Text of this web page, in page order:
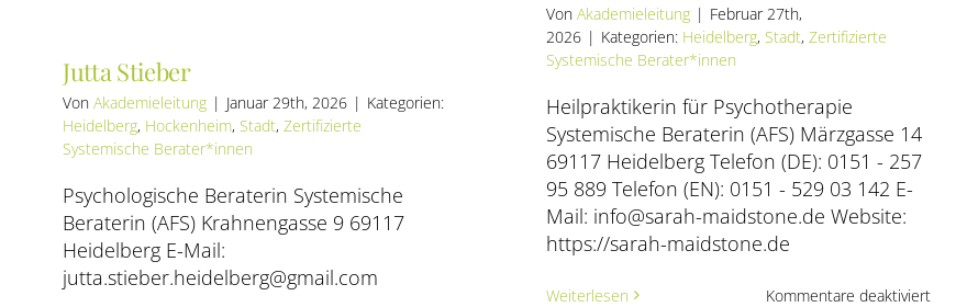
Von Akademieleitung | Februar 27th,
2026 | Kategorien: Heidelberg, Stadt, Zertifizierte
Systemische Berater*innen
Heilpraktikerin für Psychotherapie
Systemische Beraterin (AFS) Märzgasse 14
69117 Heidelberg Telefon (DE): 0151 - 257
95 889 Telefon (EN): 0151 - 529 03 142 E-
Mail: info@sarah-maidstone.de Website:
https://sarah-maidstone.de
Weiterlesen Kommentare deaktiviertfür
Jutta Stieber
Von Akademieleitung | Januar 29th, 2026 | Kategorien:
Heidelberg, Hockenheim, Stadt, Zertifizierte
Systemische Berater*innen
Psychologische Beraterin Systemische
Beraterin (AFS) Krahnengasse 9 69117
Heidelberg E-Mail:
jutta.stieber.heidelberg@gmail.com